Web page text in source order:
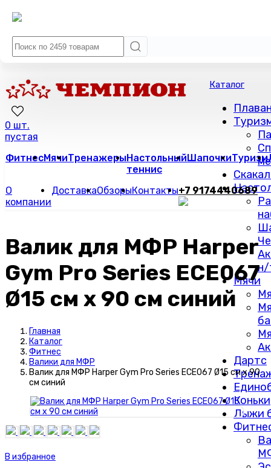
Каталог
н/
Мячи
Дартс
Коньки
Лыжи
0 шт.
пустая
ФитнесМячиТренажерыНастольный
теннис
ШапочкиТуризм
О
компании
ДоставкаОбзорыКонтакты+7 9174440689
Валик для МФР Harper
Gym Pro Series ECE067
Ø15 см х 90 см синий
Главная
Каталог
Фитнес
Валики для МФР
Валик для МФР Harper Gym Pro Series ECE067 Ø15 см х 90
см синий
В избранное